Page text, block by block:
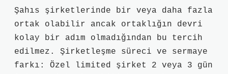
Şahıs şirketlerinde bir veya daha fazla
ortak olabilir ancak ortaklığın devri
kolay bir adım olmadığından bu tercih
edilmez. Şirketleşme süreci ve sermaye
farkı: Özel limited şirket 2 veya 3 gün